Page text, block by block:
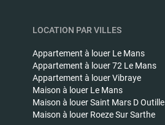
LOCATION PAR VILLES
Appartement à louer Le Mans
Appartement à louer72 Le Mans
Appartement à louerVibraye
Maison à louer Le Mans
Maison à louerSaint Mars D Outille
Maison à louer Roeze Sur Sarthe